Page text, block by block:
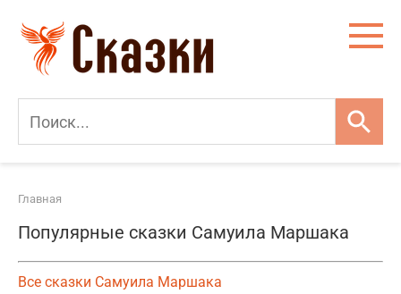
контенту
Главная
Популярные сказки Самуила Маршака
Все сказки Самуила Маршака